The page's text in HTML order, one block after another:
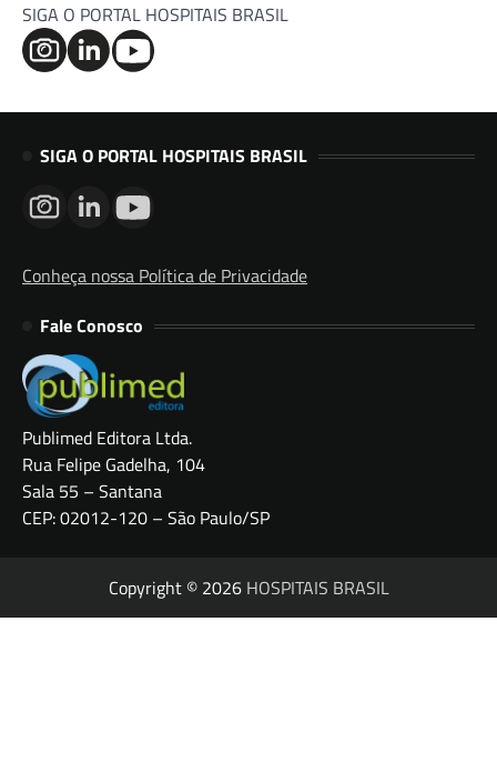
SIGA O PORTAL HOSPITAIS BRASIL
SIGA O PORTAL HOSPITAIS BRASIL
Conheça nossa Política de Privacidade
Fale Conosco
Publimed Editora Ltda.
Rua Felipe Gadelha, 104
Sala 55 – Santana
CEP: 02012-120 – São Paulo/SP
Copyright © 2026 HOSPITAIS BRASIL